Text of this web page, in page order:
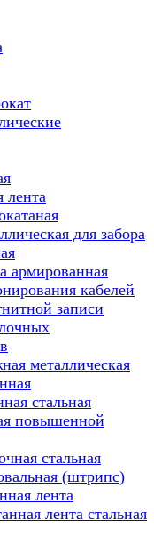
лента
для забора
армированная
кабелей
записи
металлическая
стальная
повышенной
стальная
(штрипс)
лента
лента стальная